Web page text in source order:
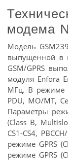
модема
Модель
выпущенной в
GSM/GPRS
модуля Enfora
МГц. В режиме
PDU, MO/MT,
Параметры
(Class B,
CS1-CS4,
режиме GPRS
режиме GPRS